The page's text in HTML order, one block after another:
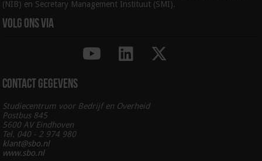
(NIB) en Secretary Management Instituut (SMI).
Volg ons via
Contact gegevens
Studiecentrum voor Bedrijf en Overheid
Postbus 845
5600 AV Eindhoven
Tel. 040 - 2 974 980
klant@sbo.nl
www.sbo.nl